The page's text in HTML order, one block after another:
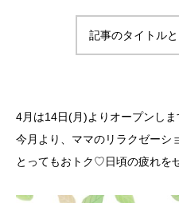
記事のタイトル
4月は14日(月)よりオープンしま
今月より、ママのリラクゼーシ
とってもおトク♡日頃の疲れを